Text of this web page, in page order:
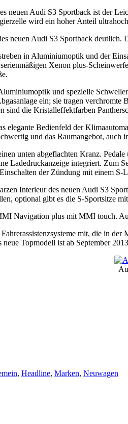
neuen Audi S3 Sportback ist der
wird ein hoher Anteil
neuen Audi S3 Sportback
in Aluminiumoptik und der
Xenon plus-
und spezielle
ein; sie tragen
sind die Kristalleffektfarben
elegante Bedienfeld der
und das Raumangebot, auch
unten abgeflachten Kranz.
Ladedruckanzeige integriert. Zum
der Zündung mit einem S-
Interieur des neuen Audi S3
optional gibt es die S-Sportsitze
Navigation plus mit MMI touch.
mit, die in
Topmodell ist ab September
, Headline, Marken, Neuwagen